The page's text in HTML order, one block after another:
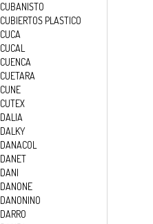
CUBANISTO
CUBIERTOS PLASTICO
CUCA
CUCAL
CUENCA
CUETARA
CUNE
CUTEX
DALIA
DALKY
DANACOL
DANET
DANI
DANONE
DANONINO
DARRO